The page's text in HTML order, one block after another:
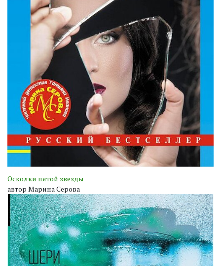
Осколки пятой звезды
автор Марина Серова